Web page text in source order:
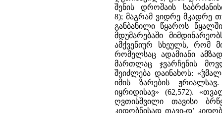
შენის დროშაის
8); მაგრამ ვიდრე მკადრე
განბანილი წყაროს
მდუმარებაში
ამქვენიურ სხეულს, რომ
რომელსაც ადამიანი
მართლაც ჯვარჩენის
შეიძლება დაინახოს:
იმის ზარების
იყრიდისავ» (62,572).
ღვთისშვილი თავისი
კიდობნისად თავი-დ’